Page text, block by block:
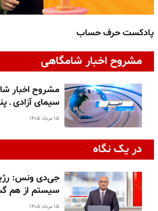
پادکست حرف حساب
مشروح اخبار شامگاهی
مشروح اخبار
سیمای آزادی ـ
۱۵ مرداد ۱۴۰۵
در یک نگاه
جی‌دی ونس:
سیستم از هم
۱۵ مرداد ۱۴۰۵